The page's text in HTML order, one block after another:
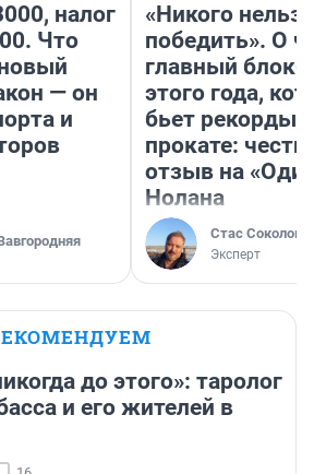
налог
Что
— он
и
«Никого нельзя
победить». О
главный
этого года,
бьет рекорды в
прокате:
отзыв на
Нолана
Стас Соколов
Эксперт
до этого»: таролог
и его жителей в